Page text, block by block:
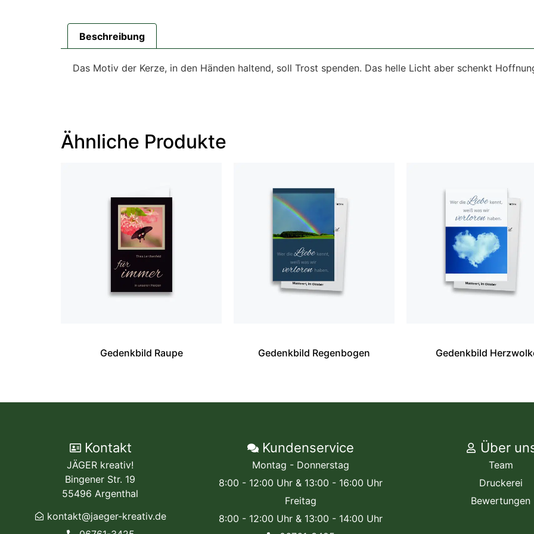
Beschreibung
Das Motiv der Kerze, in den Händen haltend, soll Trost spenden. Das helle Licht aber schenkt
Ähnliche Produkte
Gedenkbild Raupe Gedenkbild Regenbogen Gedenkbild
Kontakt
JÄGER kreativ!
Bingener Str. 19
55496 Argenthal
kontakt@jaeger-kreativ.de
Kundenservice
Montag - Donnerstag
8:00 - 12:00 Uhr & 13:00 - 16:00 Uhr
Freitag
8:00 - 12:00 Uhr & 13:00 - 14:00 Uhr
Über
Team
Druckerei
Bewertungen